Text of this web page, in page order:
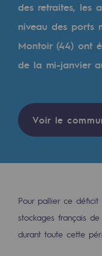
Où nous
Les
Notre vision
Gaz
Captage de
des retraites, les
niveau des ports
Montoir (44) ont
de la mi-janvier
Voir le
Pour pallier ce
stockages français
durant toute cette